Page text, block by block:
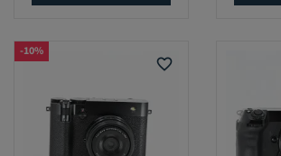
favorite_border
-10%